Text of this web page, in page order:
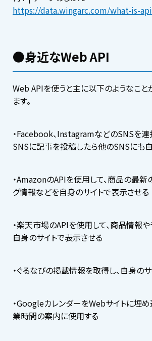
https://data.wingarc.com/what-is-
●身近なWeb API
Web APIを使うと主に以下のようなこと
ます。
・Facebook、InstagramなどのSNSを連
SNSに記事を投稿したら他のSNSにも
・AmazonのAPIを使用して、商品の最新
グ情報などを自身のサイトで表示させる
・楽天市場のAPIを使用して、商品情報
自身のサイトで表示させる
・ぐるなびの掲載情報を取得し、自身の
・GoogleカレンダーをWebサイトに埋
業時間の案内に使用する